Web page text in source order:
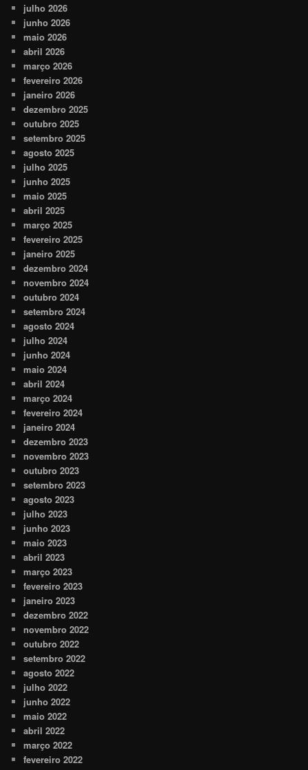
julho 2026
junho 2026
maio 2026
abril 2026
março 2026
fevereiro 2026
janeiro 2026
dezembro 2025
outubro 2025
setembro 2025
agosto 2025
julho 2025
junho 2025
maio 2025
abril 2025
março 2025
fevereiro 2025
janeiro 2025
dezembro 2024
novembro 2024
outubro 2024
setembro 2024
agosto 2024
julho 2024
junho 2024
maio 2024
abril 2024
março 2024
fevereiro 2024
janeiro 2024
dezembro 2023
novembro 2023
outubro 2023
setembro 2023
agosto 2023
julho 2023
junho 2023
maio 2023
abril 2023
março 2023
fevereiro 2023
janeiro 2023
dezembro 2022
novembro 2022
outubro 2022
setembro 2022
agosto 2022
julho 2022
junho 2022
maio 2022
abril 2022
março 2022
fevereiro 2022